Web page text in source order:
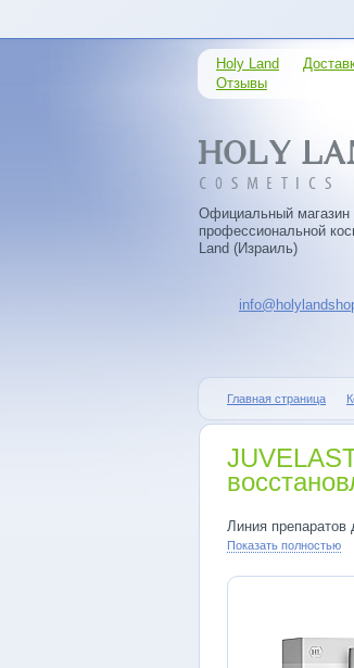
Holy Land
Отзывы
Официальный магазин
профессиональной
Land (Израиль)
Главная страница
Линия препаратов
Показать полностью